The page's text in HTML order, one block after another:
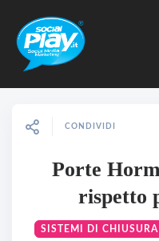
CONDIVIDI
Porte
rispetto
SISTEMI DI CHIUSURA